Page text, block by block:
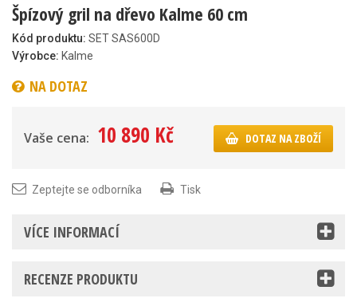
Špízový gril na dřevo Kalme 60 cm
Kód produktu: SET SAS600D
Výrobce: Kalme
NA DOTAZ
Vaše cena: 10 890 Kč DOTAZ NA ZBOŽÍ
Zeptejte se odborníka Tisk
VÍCE INFORMACÍ
RECENZE PRODUKTU